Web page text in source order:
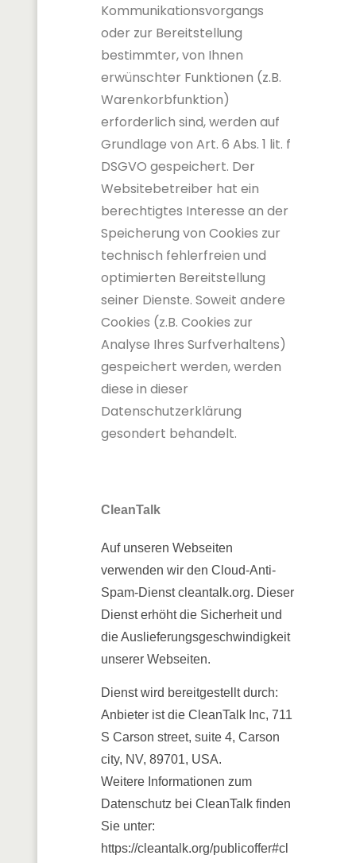
Kommunikationsvorgangs
oder zur Bereitstellung
bestimmter, von Ihnen
erwünschter Funktionen (z.B.
Warenkorbfunktion)
erforderlich sind, werden auf
Grundlage von Art. 6 Abs. 1 lit. f
DSGVO gespeichert. Der
Websitebetreiber hat ein
berechtigtes Interesse an der
Speicherung von Cookies zur
technisch fehlerfreien und
optimierten Bereitstellung
seiner Dienste. Soweit andere
Cookies (z.B. Cookies zur
Analyse Ihres Surfverhaltens)
gespeichert werden, werden
diese in dieser
Datenschutzerklärung
gesondert behandelt.
CleanTalk
Auf unseren Webseiten
verwenden wir den Cloud-Anti-
Spam-Dienst cleantalk.org. Dieser
Dienst erhöht die Sicherheit und
die Auslieferungsgeschwindigkeit
unserer Webseiten.
Dienst wird bereitgestellt durch:
Anbieter ist die CleanTalk Inc, 711
S Carson street, suite 4, Carson
city, NV, 89701, USA.
Weitere Informationen zum
Datenschutz bei CleanTalk finden
Sie unter:
https://cleantalk.org/publicoffer#cl